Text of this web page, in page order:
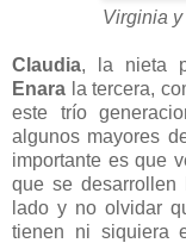
Virginia
Claudia, la nieta
Enara la tercera,
este trío
algunos mayores
importante es que
que se desarrollen
lado y no olvidar
tienen ni siquiera